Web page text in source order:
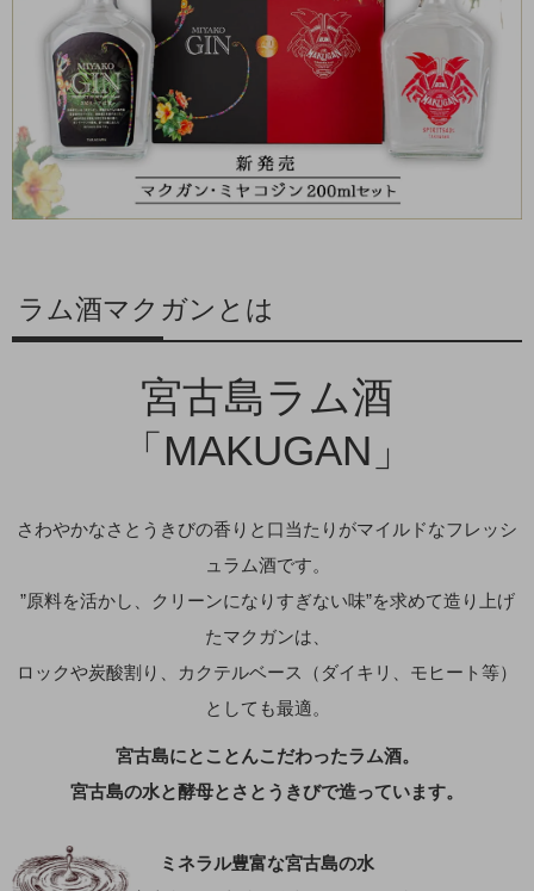
ラム酒マクガンとは
宮古島ラム酒
「MAKUGAN」
さわやかなさとうきびの香りと口当たりがマイルドなフレッシ
ュラム酒です。
”原料を活かし、クリーンになりすぎない味”を求めて造り上げ
たマクガンは、
ロックや炭酸割り、カクテルベース（ダイキリ、モヒート等）
としても最適。
宮古島にとことんこだわったラム酒。
宮古島の水と酵母とさとうきびで造っています。
ミネラル豊富な宮古島の水